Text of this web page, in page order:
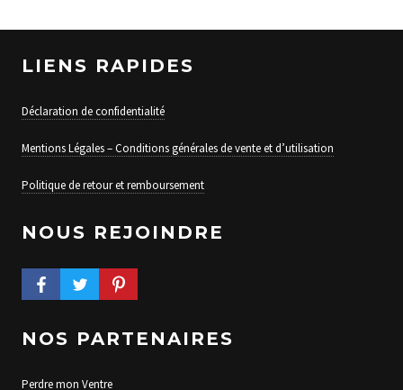
LIENS RAPIDES
Déclaration de confidentialité
Mentions Légales – Conditions générales de vente et d’utilisation
Politique de retour et remboursement
NOUS REJOINDRE
FACEBOOK PROFILE
TWITTER PROFILEPINTEREST PROFILE
NOS PARTENAIRES
Perdre mon Ventre